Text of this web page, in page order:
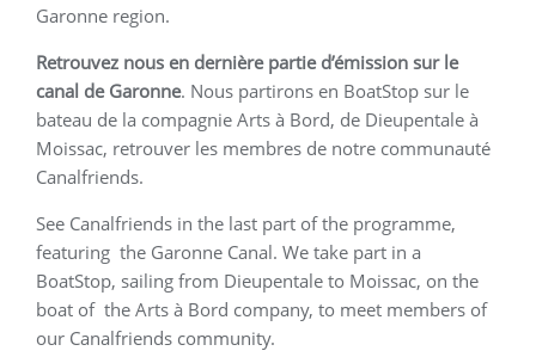
Garonne region.
Retrouvez nous en dernière partie d’émission sur le
canal de Garonne. Nous partirons en BoatStop sur le
bateau de la compagnie Arts à Bord, de Dieupentale à
Moissac, retrouver les membres de notre communauté
Canalfriends.
See Canalfriends in the last part of the programme,
featuring the Garonne Canal. We take part in a
BoatStop, sailing from Dieupentale to Moissac, on the
boat of the Arts à Bord company, to meet members of
our Canalfriends community.